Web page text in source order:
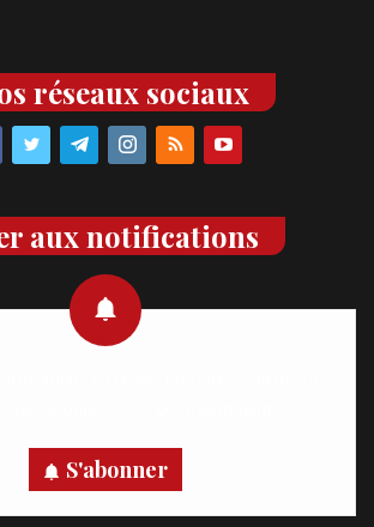
réseaux sociaux
aux notifications
S'abonner